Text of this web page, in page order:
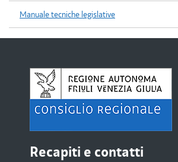
Manuale tecniche legislative
Recapiti e contatti